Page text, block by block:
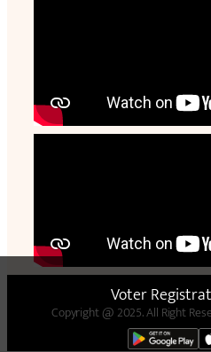
Voter
Copyright @ 2025. All Right